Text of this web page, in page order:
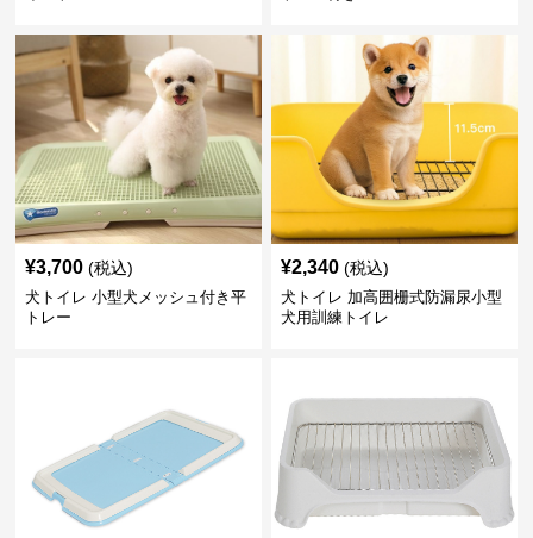
¥3,700 (税込)
犬トイレ 小型犬メッシュ付き平
トレー
¥2,340 (税込)
犬トイレ 加高囲栅式防漏尿小型
犬用訓練トイレ